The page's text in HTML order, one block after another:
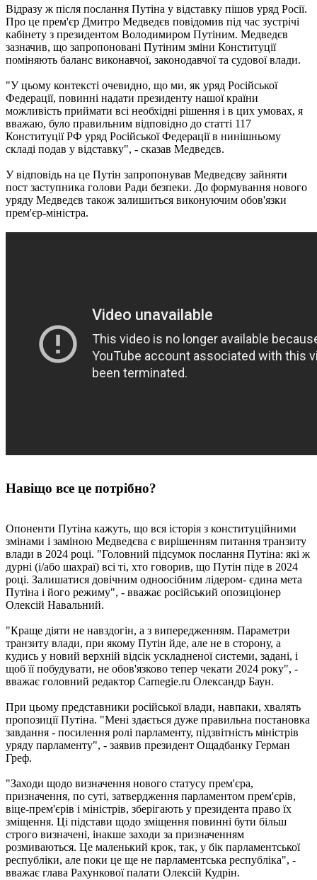
Відразу ж після послання Путіна у відставку пішов уряд Росії.
Про це прем'єр Дмитро Медведєв повідомив під час зустрічі
кабінету з президентом Володимиром Путіним. Медведєв
зазначив, що запропоновані Путіним зміни Конституції
поміняють баланс виконавчої, законодавчої та судової влади.
"У цьому контексті очевидно, що ми, як уряд Російської
Федерації, повинні надати президенту нашої країни
можливість приймати всі необхідні рішення і в цих умовах, я
вважаю, було правильним відповідно до статті 117
Конституції РФ уряд Російської Федерації в нинішньому
складі подав у відставку", - сказав Медведєв.
У відповідь на це Путін запропонував Медведєву зайняти
пост заступника голови Ради безпеки. До формування нового
уряду Медведєв також залишиться виконуючим обов'язки
прем'єр-міністра.
Навіщо все це потрібно?
Опоненти Путіна кажуть, що вся історія з конституційними
змінами і заміною Медведєва є вирішенням питання транзиту
влади в 2024 році. "Головний підсумок послання Путіна: які ж
дурні (і/або шахраї) всі ті, хто говорив, що Путін піде в 2024
році. Залишатися довічним одноосібним лідером- єдина мета
Путіна і його режиму", - вважає російський опозиціонер
Олексій Навальний.
"Краще діяти не навздогін, а з випередженням. Параметри
транзиту влади, при якому Путін йде, але не в сторону, а
кудись у новий верхній відсік ускладненої системи, задані, і
щоб її побудувати, не обов'язково тепер чекати 2024 року", -
вважає головний редактор Carnegie.ru Олександр Баун.
При цьому представники російської влади, навпаки, хвалять
пропозиції Путіна. "Мені здається дуже правильна постановка
завдання - посилення ролі парламенту, підзвітність міністрів
уряду парламенту", - заявив президент Ощадбанку Герман
Греф.
"Заходи щодо визначення нового статусу прем'єра,
призначення, по суті, затвердження парламентом прем'єрів,
віце-прем'єрів і міністрів, зберігають у президента право їх
зміщення. Ці підстави щодо зміщення повинні бути більш
строго визначені, інакше заходи за призначенням
розмиваються. Це маленький крок, так, у бік парламентської
республіки, але поки це ще не парламентська республіка", -
вважає глава Рахункової палати Олексій Кудрін.